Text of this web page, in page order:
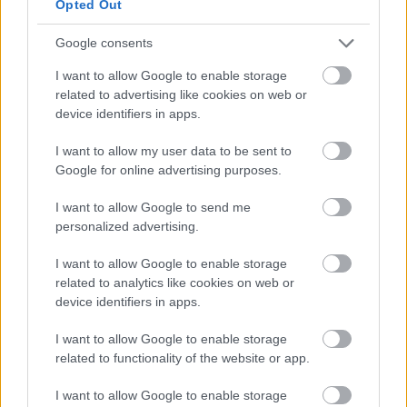
Opted Out
Google consents
I want to allow Google to enable storage
related to advertising like cookies on web or
device identifiers in apps.
I want to allow my user data to be sent to
Google for online advertising purposes.
I want to allow Google to send me
personalized advertising.
I want to allow Google to enable storage
related to analytics like cookies on web or
device identifiers in apps.
I want to allow Google to enable storage
related to functionality of the website or app.
I want to allow Google to enable storage
16 éve
Nem poénból verte meg ez a csapat tehát a
Metallurgot. Sulander pedig az egyik kedvenc
kapusom lett.
balumaci
16 éve
Azért azé!!! :-)))
örülök h európai maradt a kupatulajdonos :-))
KL82
16 éve
Sulander még él? erről a névről már több mint 10
éve nem is hallottam, nem mai gyerek már talán a